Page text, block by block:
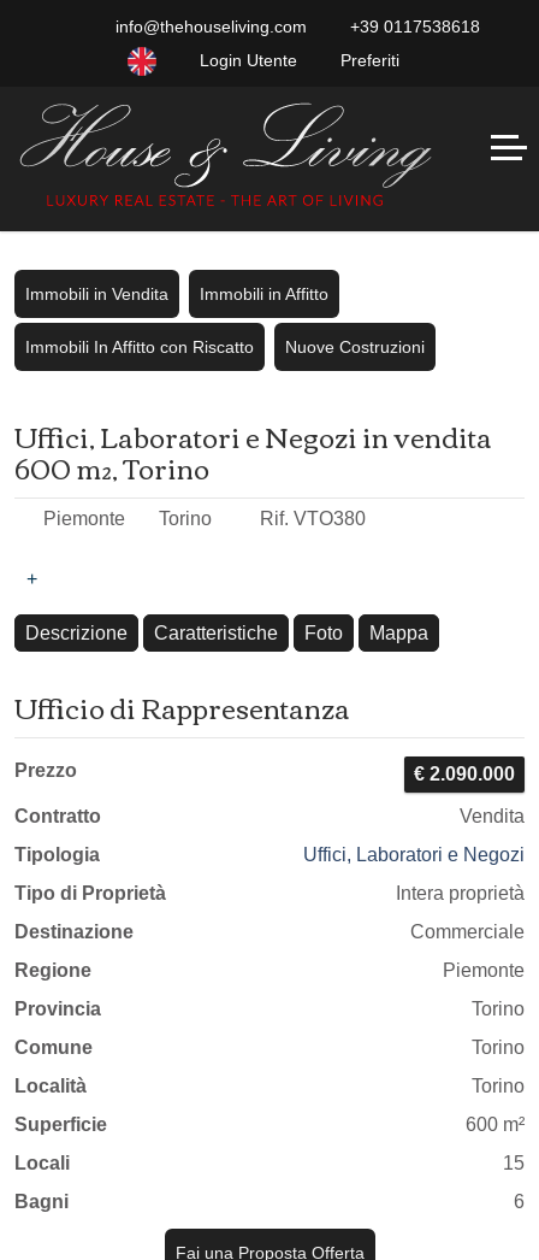
info@thehouseliving.com
+39 0117538618
Login Utente
Preferiti
Immobili in Vendita Immobili in Affitto
Immobili In Affitto con Riscatto Nuove Costruzioni
Uffici, Laboratori e Negozi in vendita
600 m², Torino
Piemonte Torino Rif. VTO380
+
Descrizione Caratteristiche Foto Mappa
Ufficio di Rappresentanza
Prezzo € 2.090.000
Contratto
Vendita
Tipologia
Uffici, Laboratori e Negozi
Tipo di Proprietà
Intera proprietà
Destinazione
Commerciale
Regione
Piemonte
Provincia
Torino
Comune
Torino
Località
Torino
Superficie
600 m²
Locali
15
Bagni
6
Fai una Proposta Offerta